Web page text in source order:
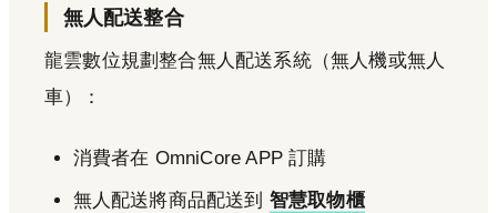
無人配送整合
龍雲數位規劃整合無人配送系統（無人機或無人
車）：
消費者在 OmniCore APP 訂購
無人配送將商品配送到 智慧取物櫃